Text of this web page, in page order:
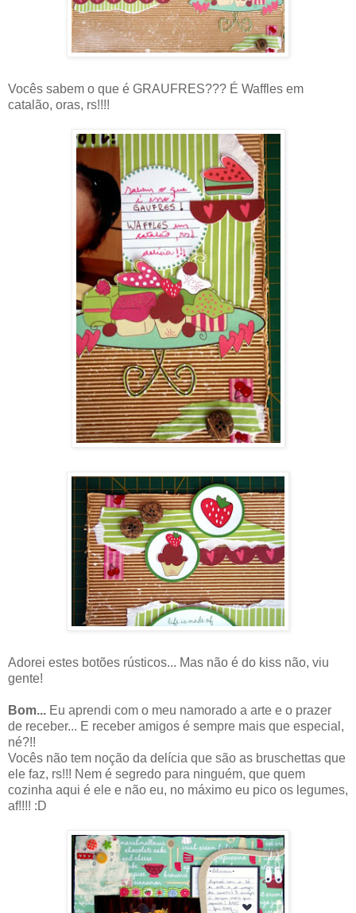
Vocês sabem o que é GRAUFRES??? É Waffles em
catalão, oras, rs!!!!
Adorei estes botões rústicos... Mas não é do kiss não, viu
gente!
Bom... Eu aprendi com o meu namorado a arte e o prazer
de receber... E receber amigos é sempre mais que especial,
né?!!
Vocês não tem noção da delícia que são as bruschettas que
ele faz, rs!!! Nem é segredo para ninguém, que quem
cozinha aqui é ele e não eu, no máximo eu pico os legumes,
af!!!! :D